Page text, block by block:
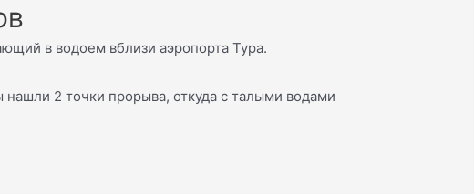
в водоем вблизи аэропорта Тура.
2 точки прорыва, откуда с талыми водами